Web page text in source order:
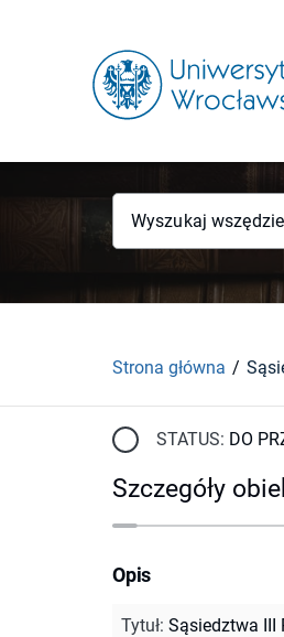
Wyszukaj wszędzie
Strona główna
STATUS: DO
Szczegóły
Opis
Tytuł: Sąsiedztwa III